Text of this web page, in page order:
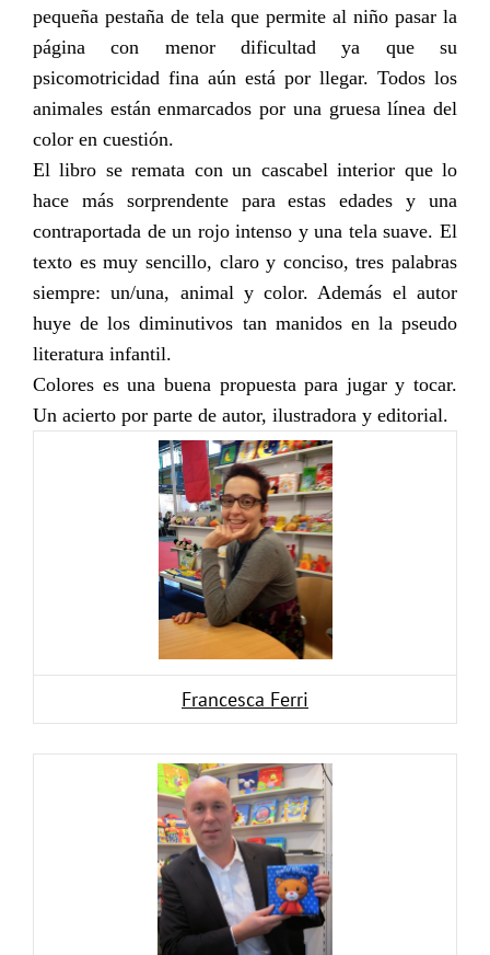
pequeña pestaña de tela que permite al niño pasar la
página con menor dificultad ya que su
psicomotricidad fina aún está por llegar. Todos los
animales están enmarcados por una gruesa línea del
color en cuestión.
El libro se remata con un cascabel interior que lo
hace más sorprendente para estas edades y una
contraportada de un rojo intenso y una tela suave. El
texto es muy sencillo, claro y conciso, tres palabras
siempre: un/una, animal y color. Además el autor
huye de los diminutivos tan manidos en la pseudo
literatura infantil.
Colores es una buena propuesta para jugar y tocar.
Un acierto por parte de autor, ilustradora y editorial.
Francesca Ferri